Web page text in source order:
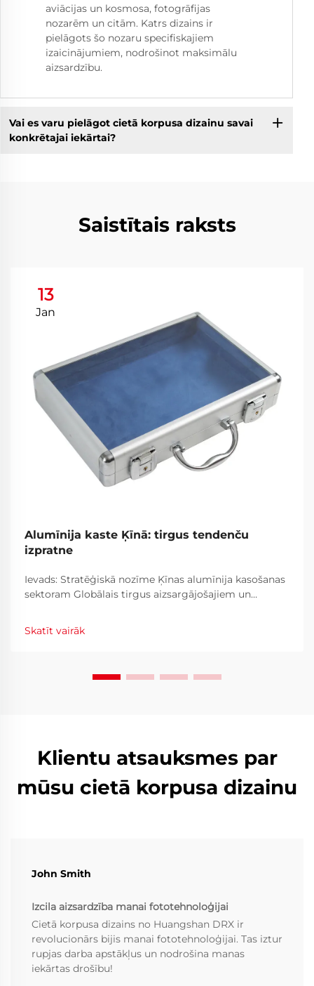
aviācijas un kosmosa, fotogrāfijas
nozarēm un citām. Katrs dizains ir
pielāgots šo nozaru specifiskajiem
izaicinājumiem, nodrošinot maksimālu
aizsardzību.
Vai es varu pielāgot cietā korpusa dizainu savai
konkrētajai iekārtai?
Saistītais raksts
13
Jan
Alumīnija kaste Ķīnā: tirgus tendenču
izpratne
Ievads: Stratēģiskā nozīme Ķīnas alumīnija kasošanas
sektoram Globālais tirgus aizsargājošajiem un
to virzot tehnoloģiskais progress, mainīgas
patērētāju preferences un nozares...
Skatīt vairāk
Klientu atsauksmes par
mūsu cietā korpusa dizainu
John Smith
Izcila aizsardzība manai fototehnoloģijai
Cietā korpusa dizains no Huangshan DRX ir
revolucionārs bijis manai fototehnoloģijai. Tas iztur
rupjas darba apstākļus un nodrošina manas
iekārtas drošību!